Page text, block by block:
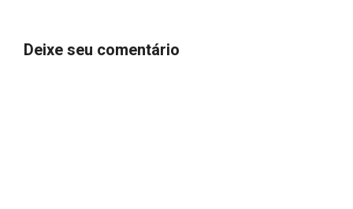
Deixe seu comentário